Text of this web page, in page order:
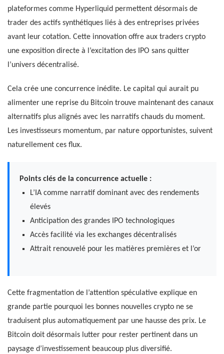
plateformes comme Hyperliquid permettent désormais de
trader des actifs synthétiques liés à des entreprises privées
avant leur cotation. Cette innovation offre aux traders crypto
une exposition directe à l’excitation des IPO sans quitter
l’univers décentralisé.
Cela crée une concurrence inédite. Le capital qui aurait pu
alimenter une reprise du Bitcoin trouve maintenant des canaux
alternatifs plus alignés avec les narratifs chauds du moment.
Les investisseurs momentum, par nature opportunistes, suivent
naturellement ces flux.
Points clés de la concurrence actuelle :
L’IA comme narratif dominant avec des rendements
élevés
Anticipation des grandes IPO technologiques
Accès facilité via les exchanges décentralisés
Attrait renouvelé pour les matières premières et l’or
Cette fragmentation de l’attention spéculative explique en
grande partie pourquoi les bonnes nouvelles crypto ne se
traduisent plus automatiquement par une hausse des prix. Le
Bitcoin doit désormais lutter pour rester pertinent dans un
paysage d’investissement beaucoup plus diversifié.